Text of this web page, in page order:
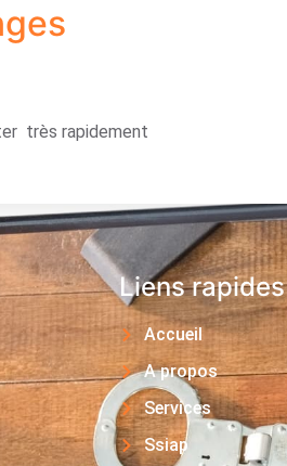
très rapidement
Liens rapides
Accueil
A propos
Services
Ssiap